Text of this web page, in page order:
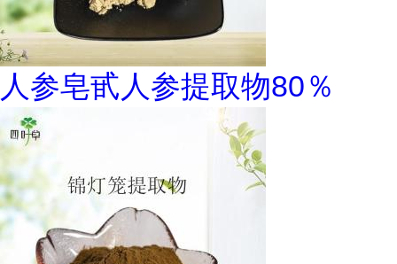
人参皂甙人参提取物80％